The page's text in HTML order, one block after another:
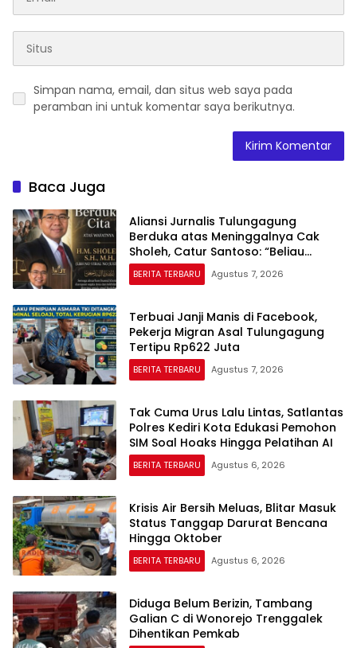
Simpan nama, email, dan situs web saya pada
peramban ini untuk komentar saya berikutnya.
Baca Juga
Aliansi Jurnalis Tulungagung
Berduka atas Meninggalnya Cak
Sholeh, Catur Santoso: “Beliau
Pejuang Keadilan yang Vokal”
BERITA TERBARU Agustus 7, 2026
Terbuai Janji Manis di Facebook,
Pekerja Migran Asal Tulungagung
Tertipu Rp622 Juta
BERITA TERBARU Agustus 7, 2026
Tak Cuma Urus Lalu Lintas, Satlantas
Polres Kediri Kota Edukasi Pemohon
SIM Soal Hoaks Hingga Pelatihan AI
BERITA TERBARU Agustus 6, 2026
Krisis Air Bersih Meluas, Blitar Masuk
Status Tanggap Darurat Bencana
Hingga Oktober
BERITA TERBARU Agustus 6, 2026
Diduga Belum Berizin, Tambang
Galian C di Wonorejo Trenggalek
Dihentikan Pemkab